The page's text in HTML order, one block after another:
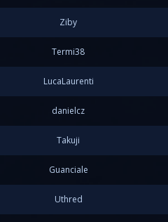
Ziby
Termi38
LucaLaurenti
danielcz
Takuji
Guanciale
Uthred